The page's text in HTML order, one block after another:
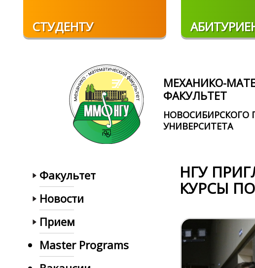
СТУДЕНТУ
МЕХАНИКО-
ФАКУЛЬТЕТ
НОВОСИБИРСКОГО
УНИВЕРСИТЕТА
Факультет
Новости
Прием
Master Programs
НГУ
КУРСЫ